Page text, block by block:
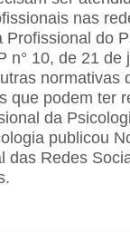
nas
Profissional do
n° 10, de 21 de
normativas
que podem ter
da
publicou
das Redes